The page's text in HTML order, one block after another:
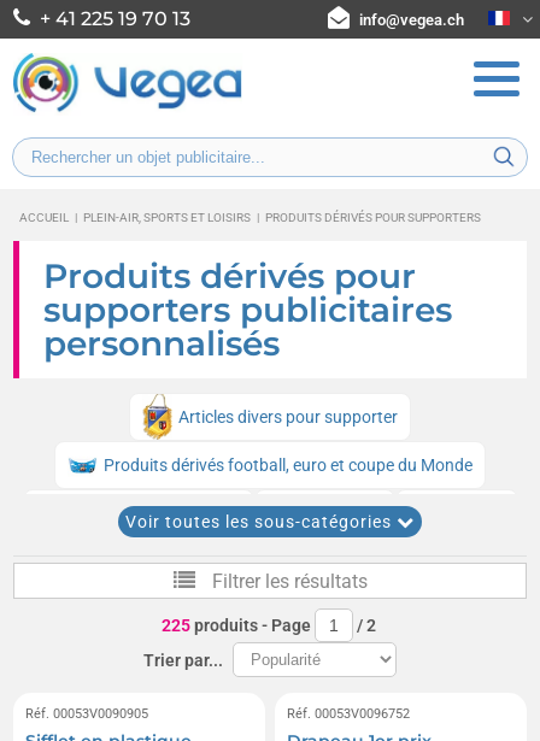
+ 41 225 19 70 13 info@vegea.ch
ACCUEIL | PLEIN-AIR, SPORTS ET LOISIRS | PRODUITS DÉRIVÉS POUR SUPPORTERS
Produits dérivés pour
supporters publicitaires
personnalisés
Articles divers pour supporter
Produits dérivés football, euro et coupe du Monde
Écharpes de supporter Chasubles
Applaudisseurs ou clap-clap de supporters
Mains de supporter et mains en mousse
Bâtons de supporters gonflables, tap-tap, tambours applaudisseurs
Maquillages de supporter Coussins de stade
Voir toutes les sous-catégories
Filtrer les résultats
225produits- Page /2
Trier par...
Réf. 00053V0090905 Réf. 00053V0096752